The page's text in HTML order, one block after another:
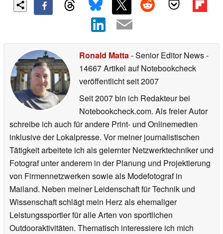
Ronald Matta- Senior Editor News-
14667 Artikel auf Notebookcheck
veröffentlichtseit 2007
Seit 2007 bin ich Redakteur bei
Notebookcheck.com. Als freier Autor
schreibe ich auch für andere Print- und Onlinemedien
inklusive der Lokalpresse. Vor meiner journalistischen
Tätigkeit arbeitete ich als gelernter Netzwerktechniker und
Fotograf unter anderem in der Planung und Projektierung
von Firmennetzwerken sowie als Modefotograf in
Mailand. Neben meiner Leidenschaft für Technik und
Wissenschaft schlägt mein Herz als ehemaliger
Leistungssportler für alle Arten von sportlichen
Outdooraktivitäten. Thematisch interessiere ich mich